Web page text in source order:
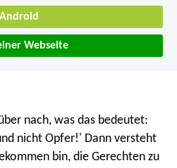
Android
Webseite
nach, was das bedeutet:
nicht Opfer!' Dann versteht
bin, die Gerechten zu